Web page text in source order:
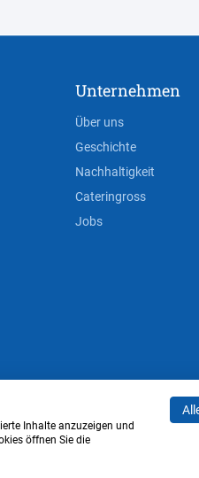
Unternehmen
Über uns
Geschichte
Nachhaltigkeit
Cateringross
Jobs
Policy Impressum
Inhalte anzuzeigen und
öffnen Sie die